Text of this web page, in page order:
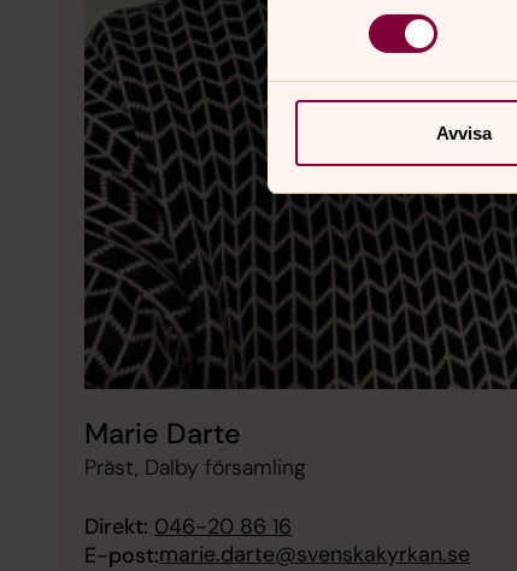
Avvisa
Marie Darte
Präst, Dalby församling
Direkt: 046-20 86 16
E-post:marie.darte@svenskakyrkan.se